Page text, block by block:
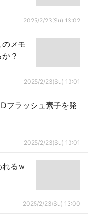
2025/2/23(Su) 13:02
メモ
？
2025/2/23(Su) 13:01
フラッシュ素子を発
2025/2/23(Su) 13:01
るｗ
2025/2/23(Su) 13:00